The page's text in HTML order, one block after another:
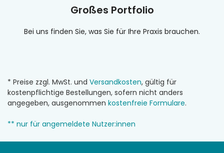
Großes Portfolio
Bei uns finden Sie, was Sie für Ihre Praxis brauchen.
* Preise zzgl. MwSt. und Versandkosten, gültig für
kostenpflichtige Bestellungen, sofern nicht anders
angegeben, ausgenommen kostenfreie Formulare.
** nur für angemeldete Nutzer:innen